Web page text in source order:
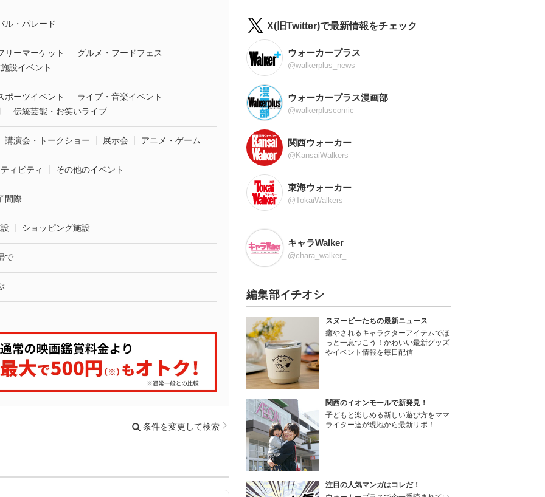
ル・パレード
リーマーケット
グルメ・フードフェス
設イベント
ポーツイベント
ライブ・音楽イベント
伝統芸能・お笑いライブ
講演会・トークショー 展示会 アニメ・ゲーム
ィビティ その他のイベント
間際
ショッピング施設
で
条件を変更して検索
X(旧Twitter)で最新情報をチェック
ウォーカープラス
@walkerplus_news
ウォーカープラス漫画部
@walkerpluscomic
関西ウォーカー
@KansaiWalkers
東海ウォーカー
@TokaiWalkers
キャラWalker
@chara_walker_
編集部イチオシ
スヌーピーたちの最新ニュース
癒やされるキャラクターアイテムでほ
っと一息つこう！かわいい最新グッズ
やイベント情報を毎日配信
関西のイオンモールで新発見！
子どもと楽しめる新しい遊び方をママ
ライター達が現地から最新リポ！
注目の人気マンガはコレだ！